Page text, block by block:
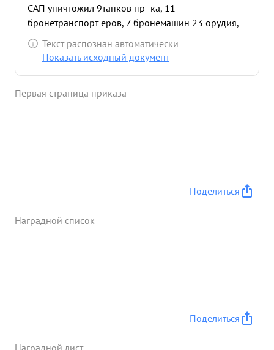
САП уничтожил 9танков пр- ка, 11
бронетранспорт еров, 7 бронемашин 23 орудия,
36 автомашин, в 8 минометов, до 45 огневых
пулеметных точек, около 2. 000 солдат и
образцы храбрости мужества, боевой опайки и
Текст распознан автоматически
Показать исходный документ
Первая страница приказа
Поделиться
Наградной список
Поделиться
Наградной лист